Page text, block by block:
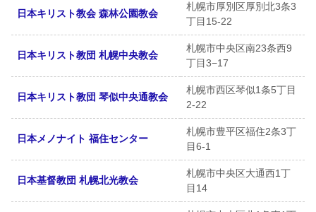
日本キリスト教会 森林公園教会
札幌市厚別区厚別北3条3
丁目15-22
日本キリスト教団 札幌中央教会
札幌市中央区南23条西9
丁目3−17
日本キリスト教団 琴似中央通教会
札幌市西区琴似1条5丁目
2-22
日本メノナイト 福住センター
札幌市豊平区福住2条3丁
目6-1
日本基督教団 札幌北光教会
札幌市中央区大通西1丁
目14